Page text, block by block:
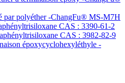
par polyéther -ChangFu® MS-M7H
CAS : 3390-61-2
CAS : 3982-82-9
époxycyclohexyléthyle -